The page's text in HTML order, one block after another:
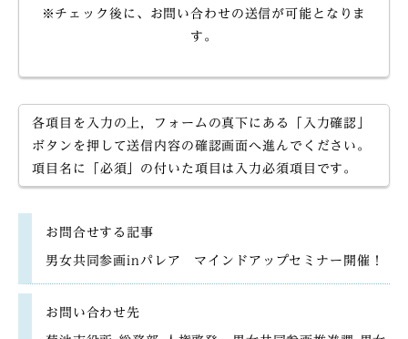
※チェック後に、お問い合わせの送信が可能となりま
す。
各項目を入力の上，フォームの真下にある「入力確認」
ボタンを押して送信内容の確認画面へ進んでください。
項目名に「必須」の付いた項目は入力必須項目です。
お問合せする記事
男女共同参画inパレア マインドアップセミナー開催！
お問い合わせ先